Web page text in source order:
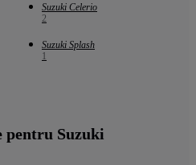
Suzuki Celerio
2
Suzuki Splash
1
pentru Suzuki